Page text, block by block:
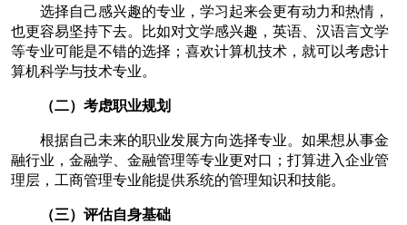
选择自己感兴趣的专业，学习起来会更有动力和热情，
也更容易坚持下去。比如对文学感兴趣，英语、汉语言文学
等专业可能是不错的选择；喜欢计算机技术，就可以考虑计
算机科学与技术专业。
（二）考虑职业规划
根据自己未来的职业发展方向选择专业。如果想从事金
融行业，金融学、金融管理等专业更对口；打算进入企业管
理层，工商管理专业能提供系统的管理知识和技能。
（三）评估自身基础